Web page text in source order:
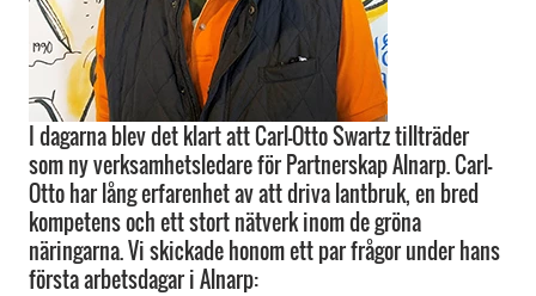
I dagarna blev det klart att Carl-Otto Swartz tillträder
som ny verksamhetsledare för Partnerskap Alnarp. Carl-
Otto har lång erfarenhet av att driva lantbruk, en bred
kompetens och ett stort nätverk inom de gröna
näringarna. Vi skickade honom ett par frågor under hans
första arbetsdagar i Alnarp: